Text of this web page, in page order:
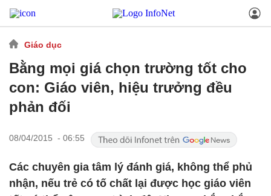
Giáo dục
Bằng mọi giá chọn trường tốt cho
con: Giáo viên, hiệu trưởng đều
phản đối
08/04/2015 - 06:55
Các chuyên gia tâm lý đánh giá, không thể phủ
nhận, nếu trẻ có tố chất lại được học giáo viên